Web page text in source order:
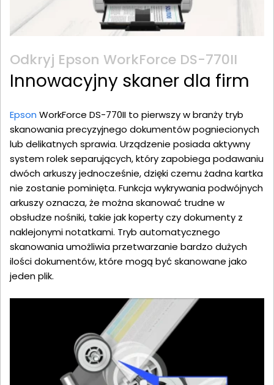
Odkryj Epson WorkForce DS-770II
Innowacyjny skaner dla firm
Epson WorkForce DS-770II to pierwszy w branży tryb
skanowania precyzyjnego dokumentów pogniecionych
lub delikatnych sprawia. Urządzenie posiada aktywny
system rolek separujących, który zapobiega podawaniu
dwóch arkuszy jednocześnie, dzięki czemu żadna kartka
nie zostanie pominięta. Funkcja wykrywania podwójnych
arkuszy oznacza, że można skanować trudne w
obsłudze nośniki, takie jak koperty czy dokumenty z
naklejonymi notatkami. Tryb automatycznego
skanowania umożliwia przetwarzanie bardzo dużych
ilości dokumentów, które mogą być skanowane jako
jeden plik.